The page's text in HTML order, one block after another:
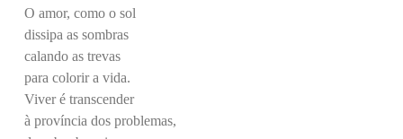
O amor, como o sol
dissipa as sombras
calando as trevas
para colorir a vida.
Viver é transcender
à província dos problemas,